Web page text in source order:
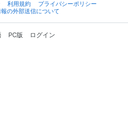
利用規約
プライバシーポリシー
の外部送信について
PC版 ログイン